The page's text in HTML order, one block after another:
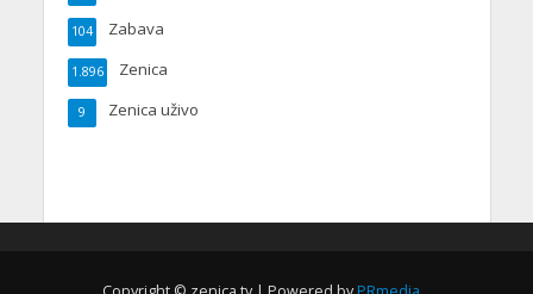
Zabava
104
Zenica
1.896
Zenica uživo
9